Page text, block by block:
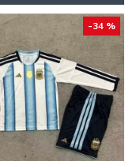
-34 %